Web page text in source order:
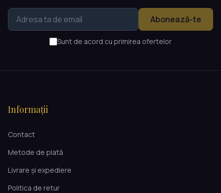
Abonează-te
Sunt de acord cu primirea ofertelor
Informații
Contact
Metode de plată
Livrare și expediere
Politica de retur